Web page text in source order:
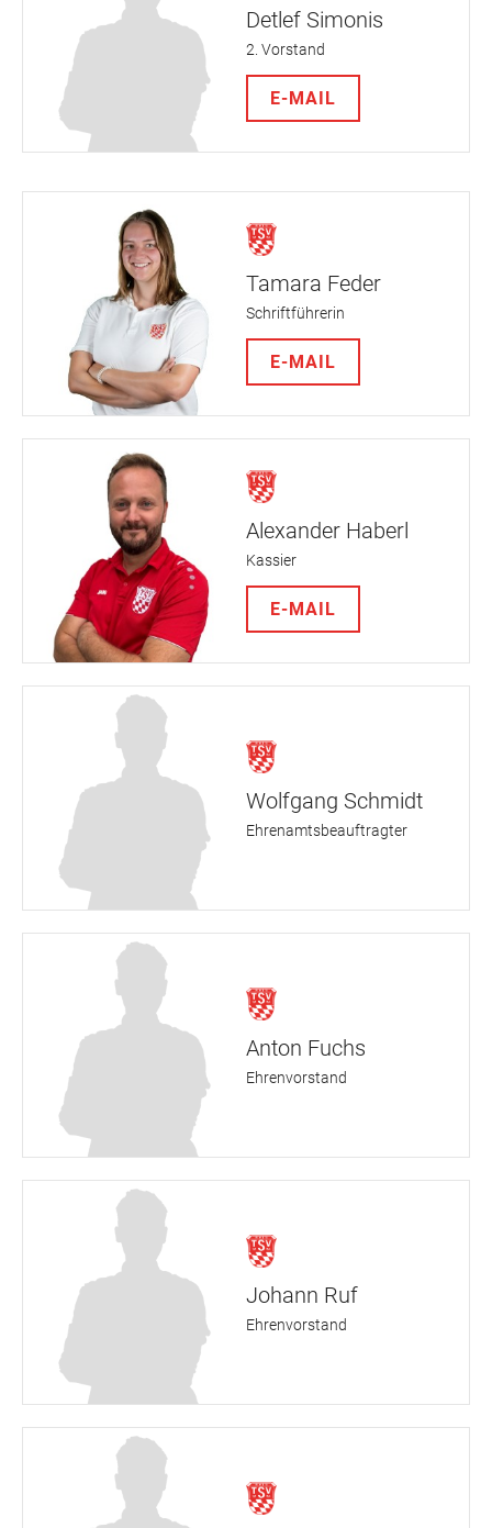
Detlef Simonis
2. Vorstand
E-MAIL
Tamara Feder
Schriftführerin
E-MAIL
Alexander Haberl
Kassier
E-MAIL
Wolfgang Schmidt
Ehrenamtsbeauftragter
Anton Fuchs
Ehrenvorstand
Johann Ruf
Ehrenvorstand